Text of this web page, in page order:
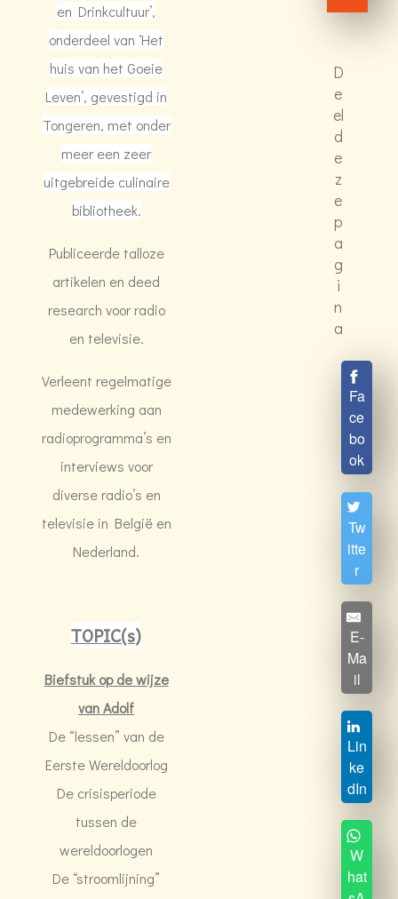
en Drinkcultuur’,
onderdeel van ‘Het
huis van het Goeie
Leven’, gevestigd in
Tongeren, met onder
meer een zeer
uitgebreide culinaire
bibliotheek.
Publiceerde talloze
artikelen en deed
research voor radio
en televisie.
Verleent regelmatige
medewerking aan
radioprogramma’s en
interviews voor
diverse radio’s en
televisie in België en
Nederland.
TOPIC(s)
Biefstuk op de wijze
van Adolf
De “lessen” van de
Eerste Wereldoorlog
De crisisperiode
tussen de
wereldoorlogen
De “stroomlijning”
D
e
el
d
e
z
e
p
a
g
i
n
a
Fa
ce
bo
ok
Tw
itte
r
E-
Ma
il
Lin
ke
dIn
W
hat